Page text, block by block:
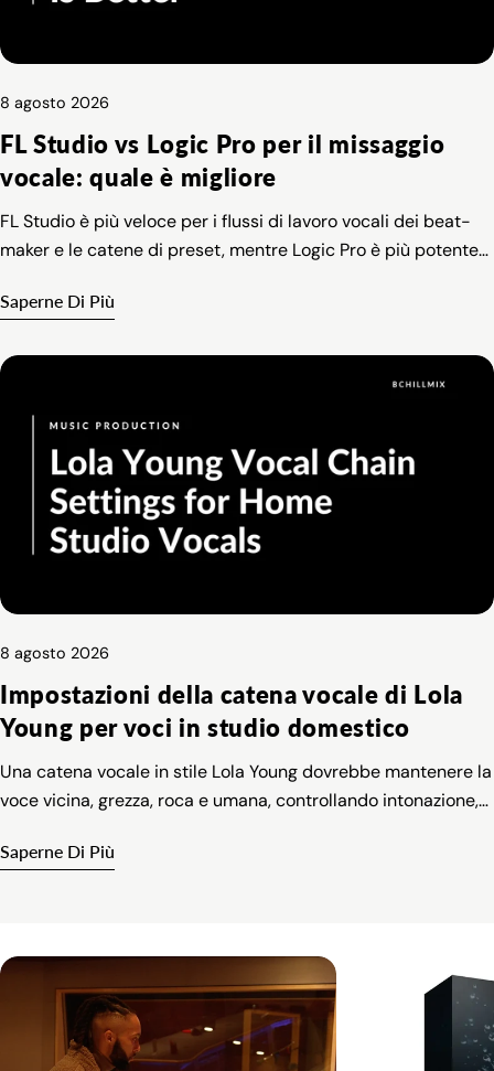
8 agosto 2026
FL Studio vs Logic Pro per il missaggio
vocale: quale è migliore
FL Studio è più veloce per i flussi di lavoro vocali dei beat-
maker e le catene di preset, mentre Logic Pro è più potente
montaggio di base.
Saperne Di Più
8 agosto 2026
Impostazioni della catena vocale di Lola
Young per voci in studio domestico
Una catena vocale in stile Lola Young dovrebbe mantenere la
voce vicina, grezza, roca e umana, controllando intonazione,
Saperne Di Più